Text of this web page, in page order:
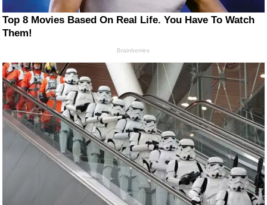
Top 8 Movies Based On Real Life. You Have To Watch
Them!
Brainberries